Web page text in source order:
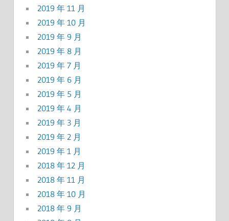
2019 年 11 月
2019 年 10 月
2019 年 9 月
2019 年 8 月
2019 年 7 月
2019 年 6 月
2019 年 5 月
2019 年 4 月
2019 年 3 月
2019 年 2 月
2019 年 1 月
2018 年 12 月
2018 年 11 月
2018 年 10 月
2018 年 9 月